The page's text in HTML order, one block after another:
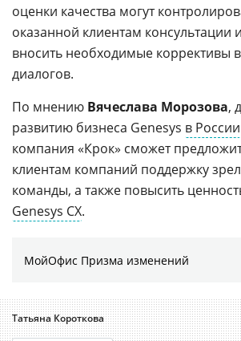
оценки качества могут
оказанной клиентам консультации
вносить необходимые коррективы
диалогов.
По мнению Вячеслава Морозова,
развитию бизнеса Genesys в России
компания «Крок» сможет
клиентам компаний поддержку
команды, а также повысить
Genesys CX.
МойОфис Призма изменений
Татьяна Короткова